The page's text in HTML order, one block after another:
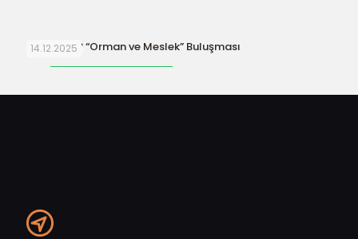
14.12.2025
ORFAMDER “Orman ve Meslek” Buluşması